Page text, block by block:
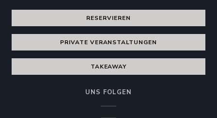
RESERVIEREN
PRIVATE VERANSTALTUNGEN
TAKEAWAY
UNS FOLGEN